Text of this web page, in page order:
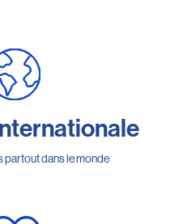
partout dans le monde